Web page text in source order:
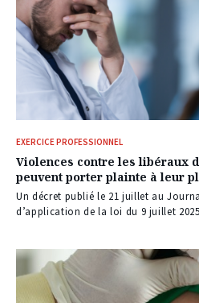
EXERCICE PROFESSIONNEL
Violences contre les libéraux
peuvent porter plainte à leur
Un décret publié le 21 juillet au
d’application de la loi du 9 juillet